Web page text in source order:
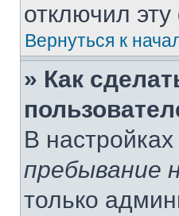
отключил
Вернуться к
» Как
В
пребывание
только